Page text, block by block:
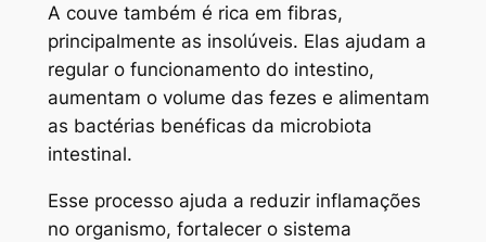
A couve também é rica em fibras,
principalmente as insolúveis. Elas ajudam a
regular o funcionamento do intestino,
aumentam o volume das fezes e alimentam
as bactérias benéficas da microbiota
intestinal.
Esse processo ajuda a reduzir inflamações
no organismo, fortalecer o sistema